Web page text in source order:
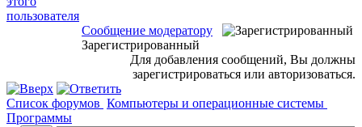
Сообщение модератору
Зарегистрированный
Для добавления сообщений, Вы должны
зарегистрироваться или авторизоваться.
Список форумов Компьютеры и операционные системы
Программы